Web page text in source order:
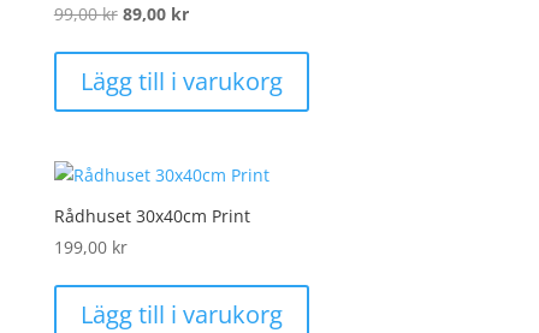
99,00kr Det
priset
var:
89,00 krDet
priset
är:
Lägg till i varukorg
Rådhuset 30x40cm Print
199,00 kr
Lägg till i varukorg